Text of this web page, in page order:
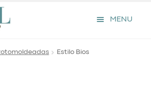
MENU
Rotomoldeadas
Estilo Bios